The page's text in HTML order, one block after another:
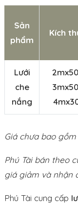
Sản
phẩm
Kích
Lưới
che
nắng
Giá chưa bao
Phú Tài bán theo
giá giảm và nhận
Phú Tài cung cấp